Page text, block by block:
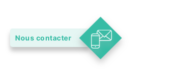
Nous contacter